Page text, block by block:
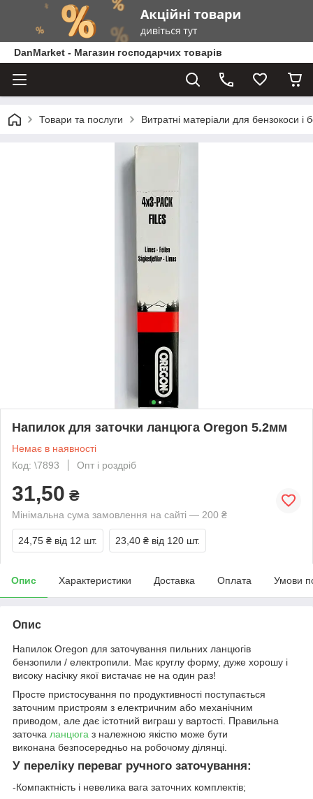
DanMarket - Магазин господарчих товарів
Товари та послуги Витратні матеріали для бензокоси і
Напилок для заточки ланцюга Oregon 5.2мм
Немає в наявності
Код: \7893
Опт і роздріб
31,50 ₴
Мінімальна сума замовлення на сайті — 200 ₴
24,75 ₴ від 12 шт. 23,40 ₴ від 120 шт.
Опис Характеристики Доставка Оплата Умови
Опис
Напилок Oregon для заточування пильних ланцюгів
бензопили / електропили. Має круглу форму, дуже хорошу і
високу насічку якої вистачає не на один раз!
Просте пристосування по продуктивності поступається
заточним пристроям з електричним або механічним
приводом, але дає істотний виграш у вартості. Правильна
заточка ланцюга з належною якістю може бути
виконана безпосередньо на робочому ділянці.
У переліку переваг ручного заточування:
-Компактність і невелика вага заточних комплектів;